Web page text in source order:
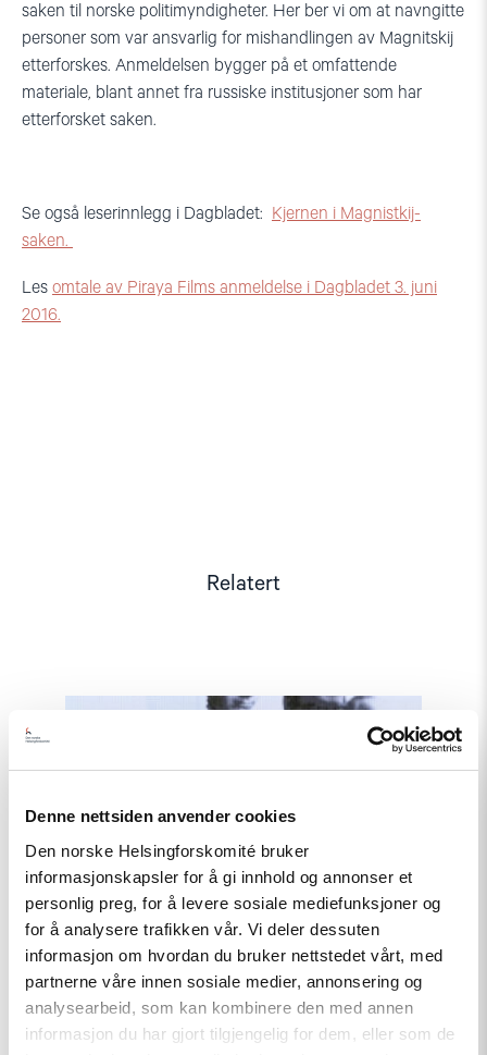
Denne nettsiden anvender cookies
Den norske Helsingforskomité bruker
informasjonskapsler for å gi innhold og annonser et
personlig preg, for å levere sosiale mediefunksjoner og
for å analysere trafikken vår. Vi deler dessuten
informasjon om hvordan du bruker nettstedet vårt, med
partnerne våre innen sosiale medier, annonsering og
analysearbeid, som kan kombinere den med annen
informasjon du har gjort tilgjengelig for dem, eller som de
saken til norske politimyndigheter. Her ber vi om at navngitte
personer som var ansvarlig for mishandlingen av Magnitskij
etterforskes. Anmeldelsen bygger på et omfattende
materiale, blant annet fra russiske institusjoner som har
etterforsket saken.
Se også leserinnlegg i Dagbladet: Kjernen i Magnistkij-
saken.
Les omtale av Piraya Films anmeldelse i Dagbladet 3. juni
2016.
Relatert
Read
2026"